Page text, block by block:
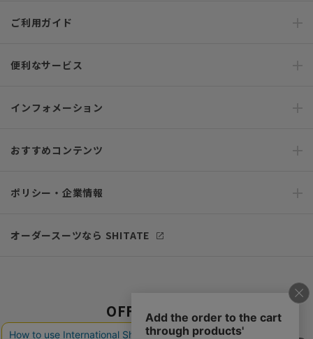
ご利用ガイド
便利なサービス
インフォメーション
おすすめコンテンツ
ポリシー・企業情報
オーダースーツなら SHITATE
OFFICIAL SNS